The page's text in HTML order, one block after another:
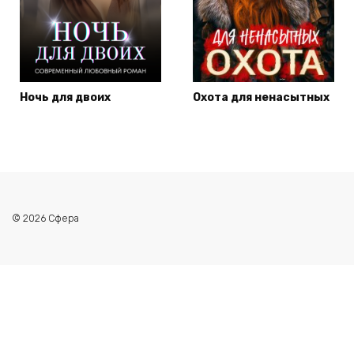
Ночь для двоих Охота для ненасытных
© 2026 Сфера